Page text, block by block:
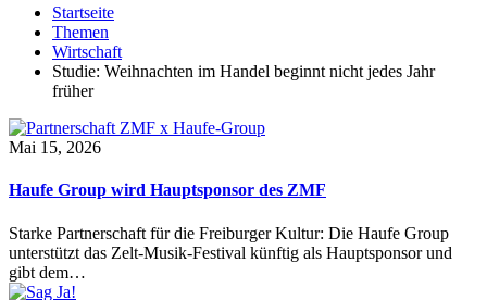
Startseite
Themen
Wirtschaft
Studie: Weihnachten im Handel beginnt nicht jedes Jahr
früher
Mai 15, 2026
Haufe Group wird Hauptsponsor des ZMF
Starke Partnerschaft für die Freiburger Kultur: Die Haufe Group
unterstützt das Zelt-Musik-Festival künftig als Hauptsponsor und
gibt dem…